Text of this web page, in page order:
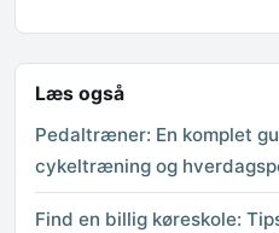
Læs også
Pedaltræner: En komplet
cykeltræning og
Find en billig køreskole: